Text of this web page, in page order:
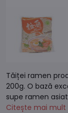
Tăiței ramen
200g. O bază
supe ramen
Citește mai mult